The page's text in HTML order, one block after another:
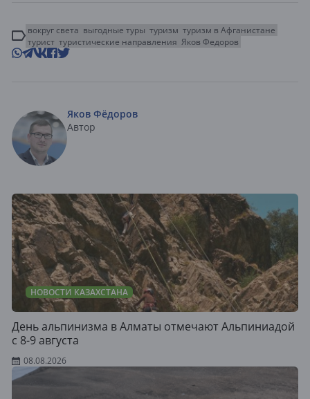
вокруг света выгодные туры туризм туризм в Афганистане
турист туристические направления Яков Федоров
Яков Фёдоров
Автор
НОВОСТИ КАЗАХСТАНА
День альпинизма в Алматы отмечают Альпиниадой
с 8-9 августа
08.08.2026